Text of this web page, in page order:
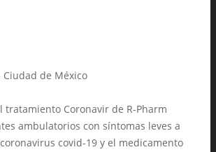
Ciudad de México
tratamiento Coronavir de R-Pharm
ambulatorios con síntomas leves a
covid-19 y el medicamento